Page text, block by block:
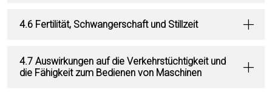
4.6 Fertilität, Schwangerschaft und Stillzeit
4.7 Auswirkungen auf die Verkehrstüchtigkeit und
die Fähigkeit zum Bedienen von Maschinen